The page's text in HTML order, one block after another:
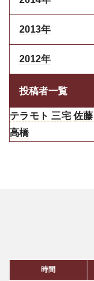
2013年
2012年
投稿者一覧
テラモト 三宅 佐藤
高橋
時間